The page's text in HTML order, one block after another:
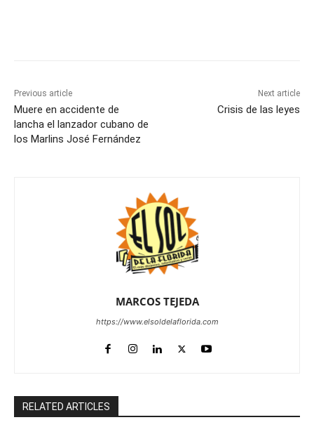
Previous article
Muere en accidente de
lancha el lanzador cubano de
los Marlins José Fernández
Next article
Crisis de las leyes
MARCOS TEJEDA
https://www.elsoldelaflorida.com
RELATED ARTICLES